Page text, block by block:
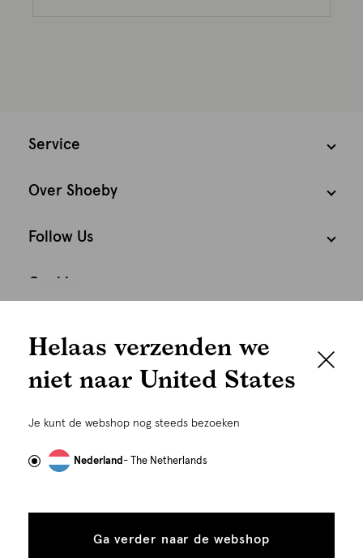
graag persoonlijk
gebruiken wij cookies en daarmee vergelijkbare
om advertenties te personaliseren...
tonen
toestaan
Service
Over Shoeby
Follow Us
Helaas verzenden we
niet naar United States
Je kunt de webshop nog steeds bezoeken
Nederland- The Netherlands
Ga verder naar de webshop